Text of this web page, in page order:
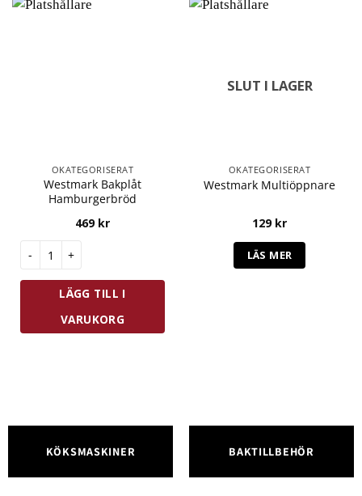
OKATEGORISERAT
Westmark Bakplåt
Hamburgerbröd
469 kr
Westmark Bakplåt Hamburgerbröd mängd
LÄGG TILL I
VARUKORG
SLUT I LAGER
OKATEGORISERAT
Westmark Multiöppnare
129 kr
LÄS MER
KÖKSMASKINER BAKTILLBEHÖR